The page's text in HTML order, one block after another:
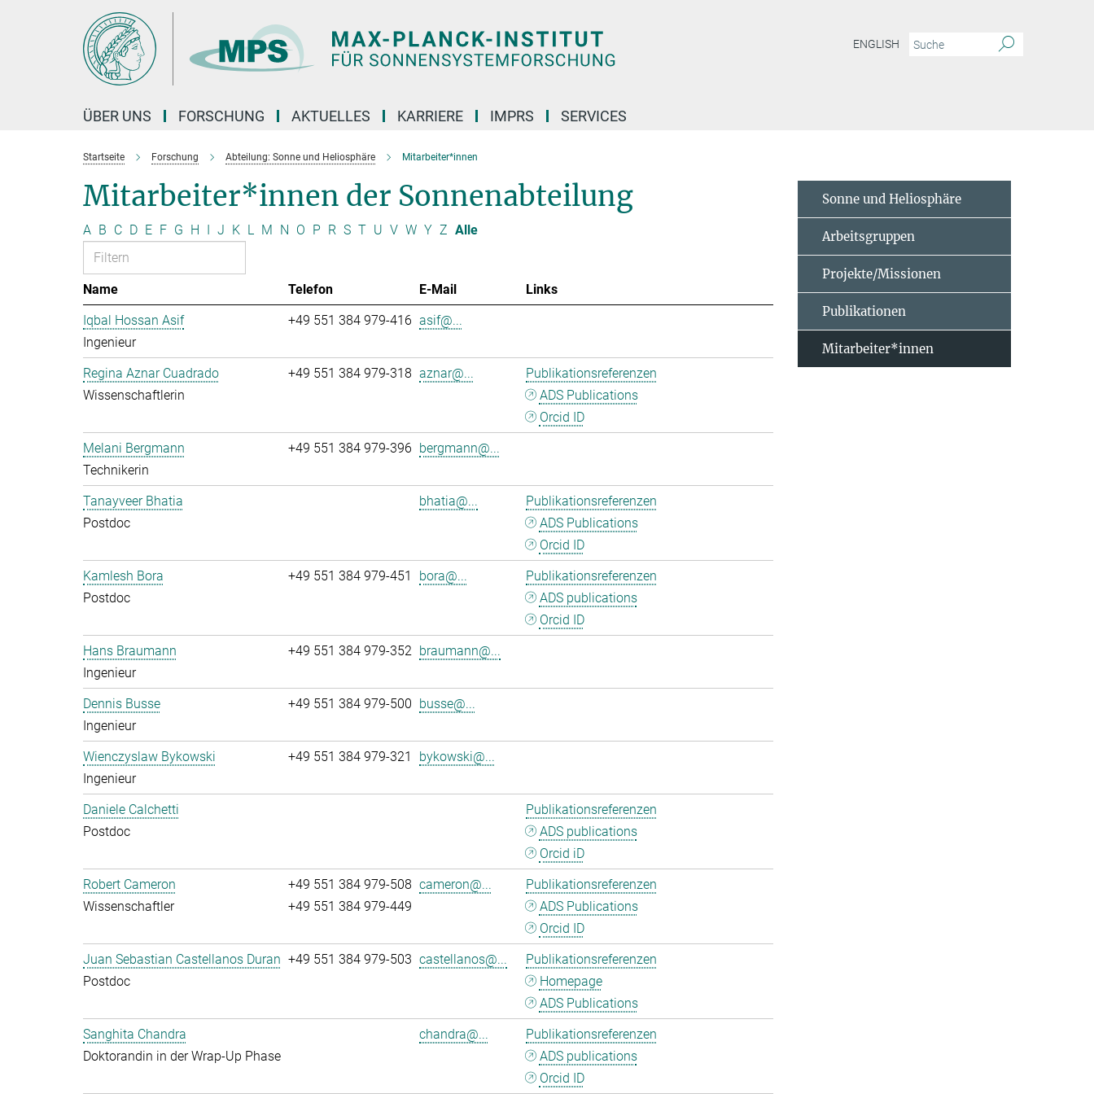
ENGLISH
ÜBER UNS FORSCHUNG AKTUELLES KARRIERE IMPRS SERVICES
Startseite Forschung Abteilung: Sonne und Heliosphäre Mitarbeiter*innen
Mitarbeiter*innen der Sonnenabteilung
A B C D E F G H I J K L M N O P R S T U V W Y Z Alle
Name Telefon E-Mail
Links
Iqbal Hossan Asif
Ingenieur
+49 551 384 979-416 asif@...
Regina Aznar Cuadrado
Wissenschaftlerin
+49 551 384 979-318 aznar@...
Publikationsreferenzen
ADS Publications
Orcid ID
Melani Bergmann
Technikerin
+49 551 384 979-396 bergmann@...
Tanayveer Bhatia
Postdoc
bhatia@...
Publikationsreferenzen
ADS Publications
Orcid ID
Kamlesh Bora
Postdoc
+49 551 384 979-451 bora@...
Publikationsreferenzen
ADS publications
Orcid ID
Hans Braumann
Ingenieur
+49 551 384 979-352 braumann@...
Dennis Busse
Ingenieur
+49 551 384 979-500 busse@...
Wienczyslaw Bykowski
Ingenieur
+49 551 384 979-321 bykowski@...
Daniele Calchetti
Postdoc
Publikationsreferenzen
ADS publications
Orcid iD
Robert Cameron
Wissenschaftler
+49 551 384 979-508
+49 551 384 979-449
cameron@...
Publikationsreferenzen
ADS Publications
Orcid ID
Juan Sebastian Castellanos Duran
Postdoc
+49 551 384 979-503 castellanos@...
Publikationsreferenzen
Homepage
ADS Publications
Sanghita Chandra
Doktorandin in der Wrap-Up Phase
chandra@...
Publikationsreferenzen
ADS publications
Orcid ID
Sonne und Heliosphäre
Arbeitsgruppen
Projekte/Missionen
Publikationen
Mitarbeiter*innen